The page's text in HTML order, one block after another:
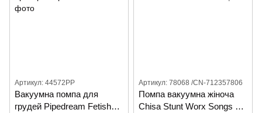
Артикул: 44572PP
Вакуумна помпа для
грудей Pipedream Fetish
Артикул: 78068 /CN-712357806
Помпа вакуумна жіноча
Chisa Stunt Worx Songs of